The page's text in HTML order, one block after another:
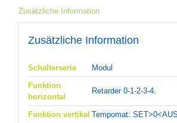
Zusätzliche Information
Zusätzliche Information
Schalterserie
Modul
Funktion
horizontal
Retarder 0-1-2-3-4.
Funktion vertikal Tempomat: SET>0<AUS